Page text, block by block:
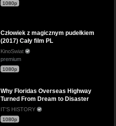
1080p
Człowiek z magicznym pudełkiem
(2017) Cały film PL
KinoSwiat
premium
1080p
Why Floridas Overseas Highway
Turned From Dream to Disaster
IT'S HISTORY
1080p